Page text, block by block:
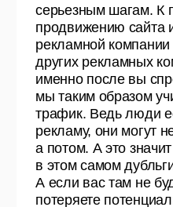
серьезным шагам. К
продвижению сайта
рекламной
других рекламных
именно после вы
мы таким образом
трафик. Ведь люди
рекламу, они могут
а потом. А это
в этом самом
А если вас там не
потеряете